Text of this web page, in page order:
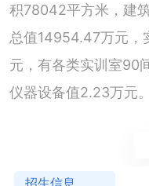
积78042平方米，建
总值14954.47万元，
元，有各类实训室90
仪器设备值2.23万元
教师55人，占专任教
占专任教师18.64%